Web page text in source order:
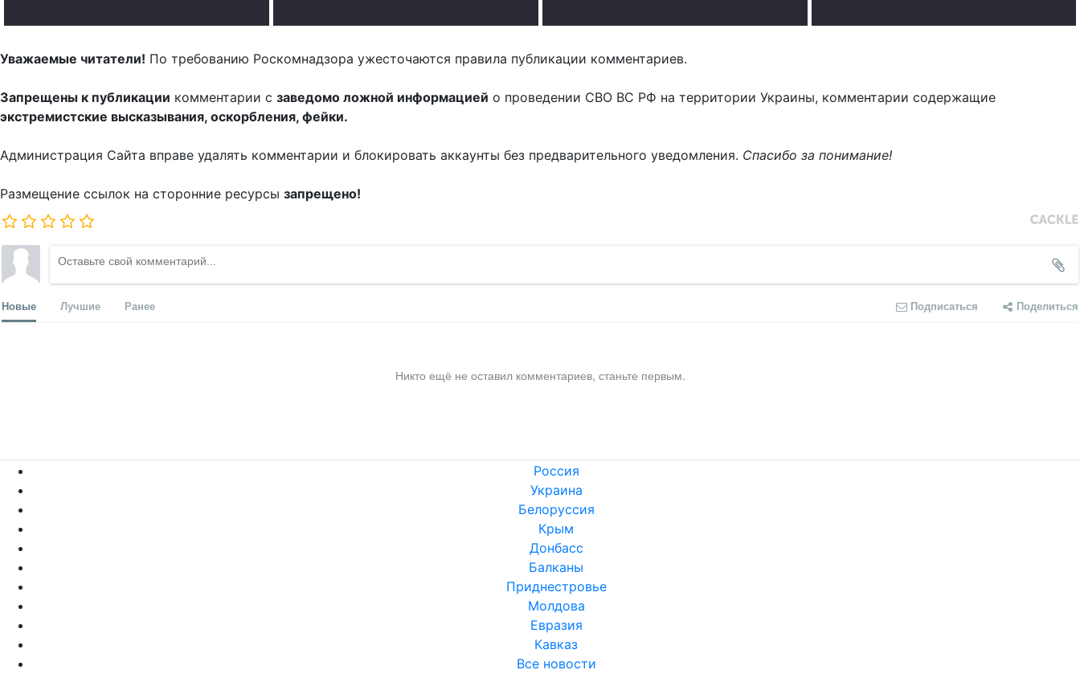
Уважаемые читатели! По требованию Роскомнадзора ужесточаются правила публикации комментариев.
Запрещены к публикации комментарии с заведомо ложной информацией о проведении СВО ВС РФ на территории Украины, комментарии содержащие
экстремистские высказывания, оскорбления, фейки.
Администрация Сайта вправе удалять комментарии и блокировать аккаунты без предварительного уведомления. Спасибо за понимание!
Размещение ссылок на сторонние ресурсы запрещено!
Новые Лучшие Ранее Подписаться Поделиться
Никто ещё не оставил комментариев, станьте первым.
Россия
Украина
Белоруссия
Крым
Донбасс
Балканы
Приднестровье
Молдова
Евразия
Кавказ
Все новости